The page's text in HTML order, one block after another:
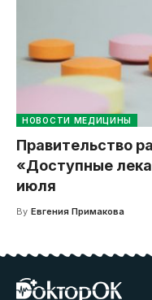
НОВОСТИ МЕДИЦИНЫ
Правительство
«Доступные
июля
By Евгения Примакова